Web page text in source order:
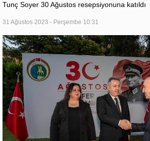
Tunç Soyer 30 Ağustos resepsiyonuna katıldı
31 Ağustos 2023 - Perşembe 10:31